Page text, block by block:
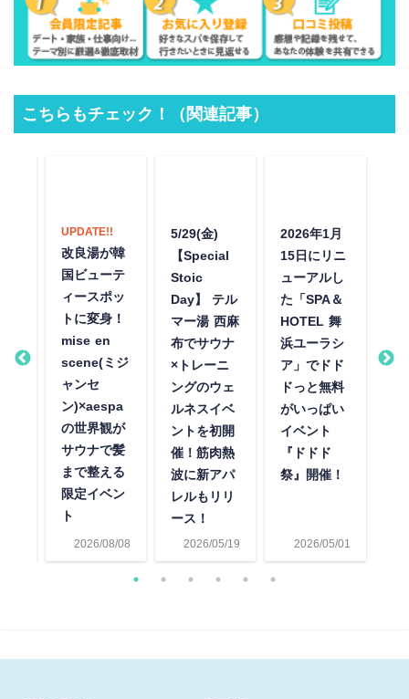
こちらもチェック！（関連記事）
・
2026/08/08
UPDATE!!
改良湯が韓
国ビューテ
ィースポッ
トに変身！
mise en
scene(ミジ
ャンセ
ン)×aespa
の世界観が
サウナで髪
まで整える
限定イベン
ト
2026/05/19
5/29(金)
【Special
Stoic
Day】 テル
マー湯 西麻
布でサウナ
×トレーニ
ングのウェ
ルネスイベ
ントを初開
催！筋肉熱
波に新アパ
レルもリリ
ース！
2026/05/01
2026年1月
15日にリニ
ューアルし
た「SPA＆
HOTEL 舞
浜ユーラシ
ア」でドド
ドっと無料
がいっぱい
イベント
『ドドド
祭』開催！
ー